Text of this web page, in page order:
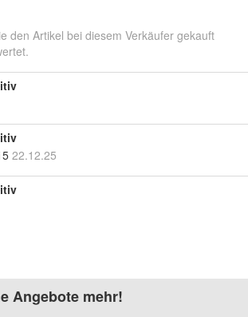
den Artikel bei diesem Verkäufer gekauft
22.12.25
Angebote mehr!